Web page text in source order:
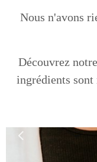
Nous n'avons
Découvrez
ingrédients